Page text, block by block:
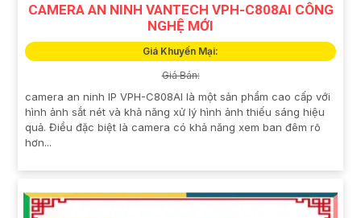
CAMERA AN NINH VANTECH VPH-C808AI CÔNG
NGHỆ MỚI
Giá Khuyến Mại:
Giá Bán:
camera an ninh IP VPH-C808AI là một sản phẩm cao cấp với
hình ảnh sắt nét và khả năng xử lý hình ảnh thiếu sáng hiệu
quả. Điều đặc biệt là camera có khả năng xem ban đêm rõ
hơn...